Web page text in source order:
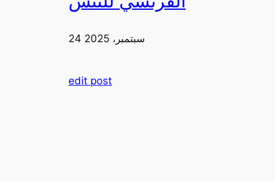
24 سبتمبر، 2025
edit post